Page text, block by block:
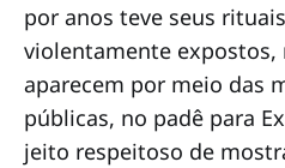
por anos teve seus
violentamente expostos,
aparecem por meio das
públicas, no padê para
jeito respeitoso de